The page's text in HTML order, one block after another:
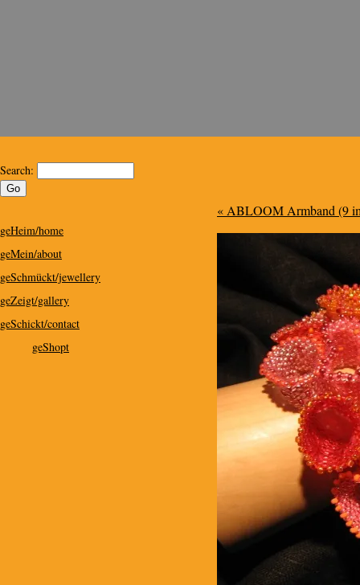
« ABLOOM Armband (9
Search:
geHeim/home
geMein/about
geSchmückt/jewellery
geZeigt/gallery
geSchickt/contact
geShopt